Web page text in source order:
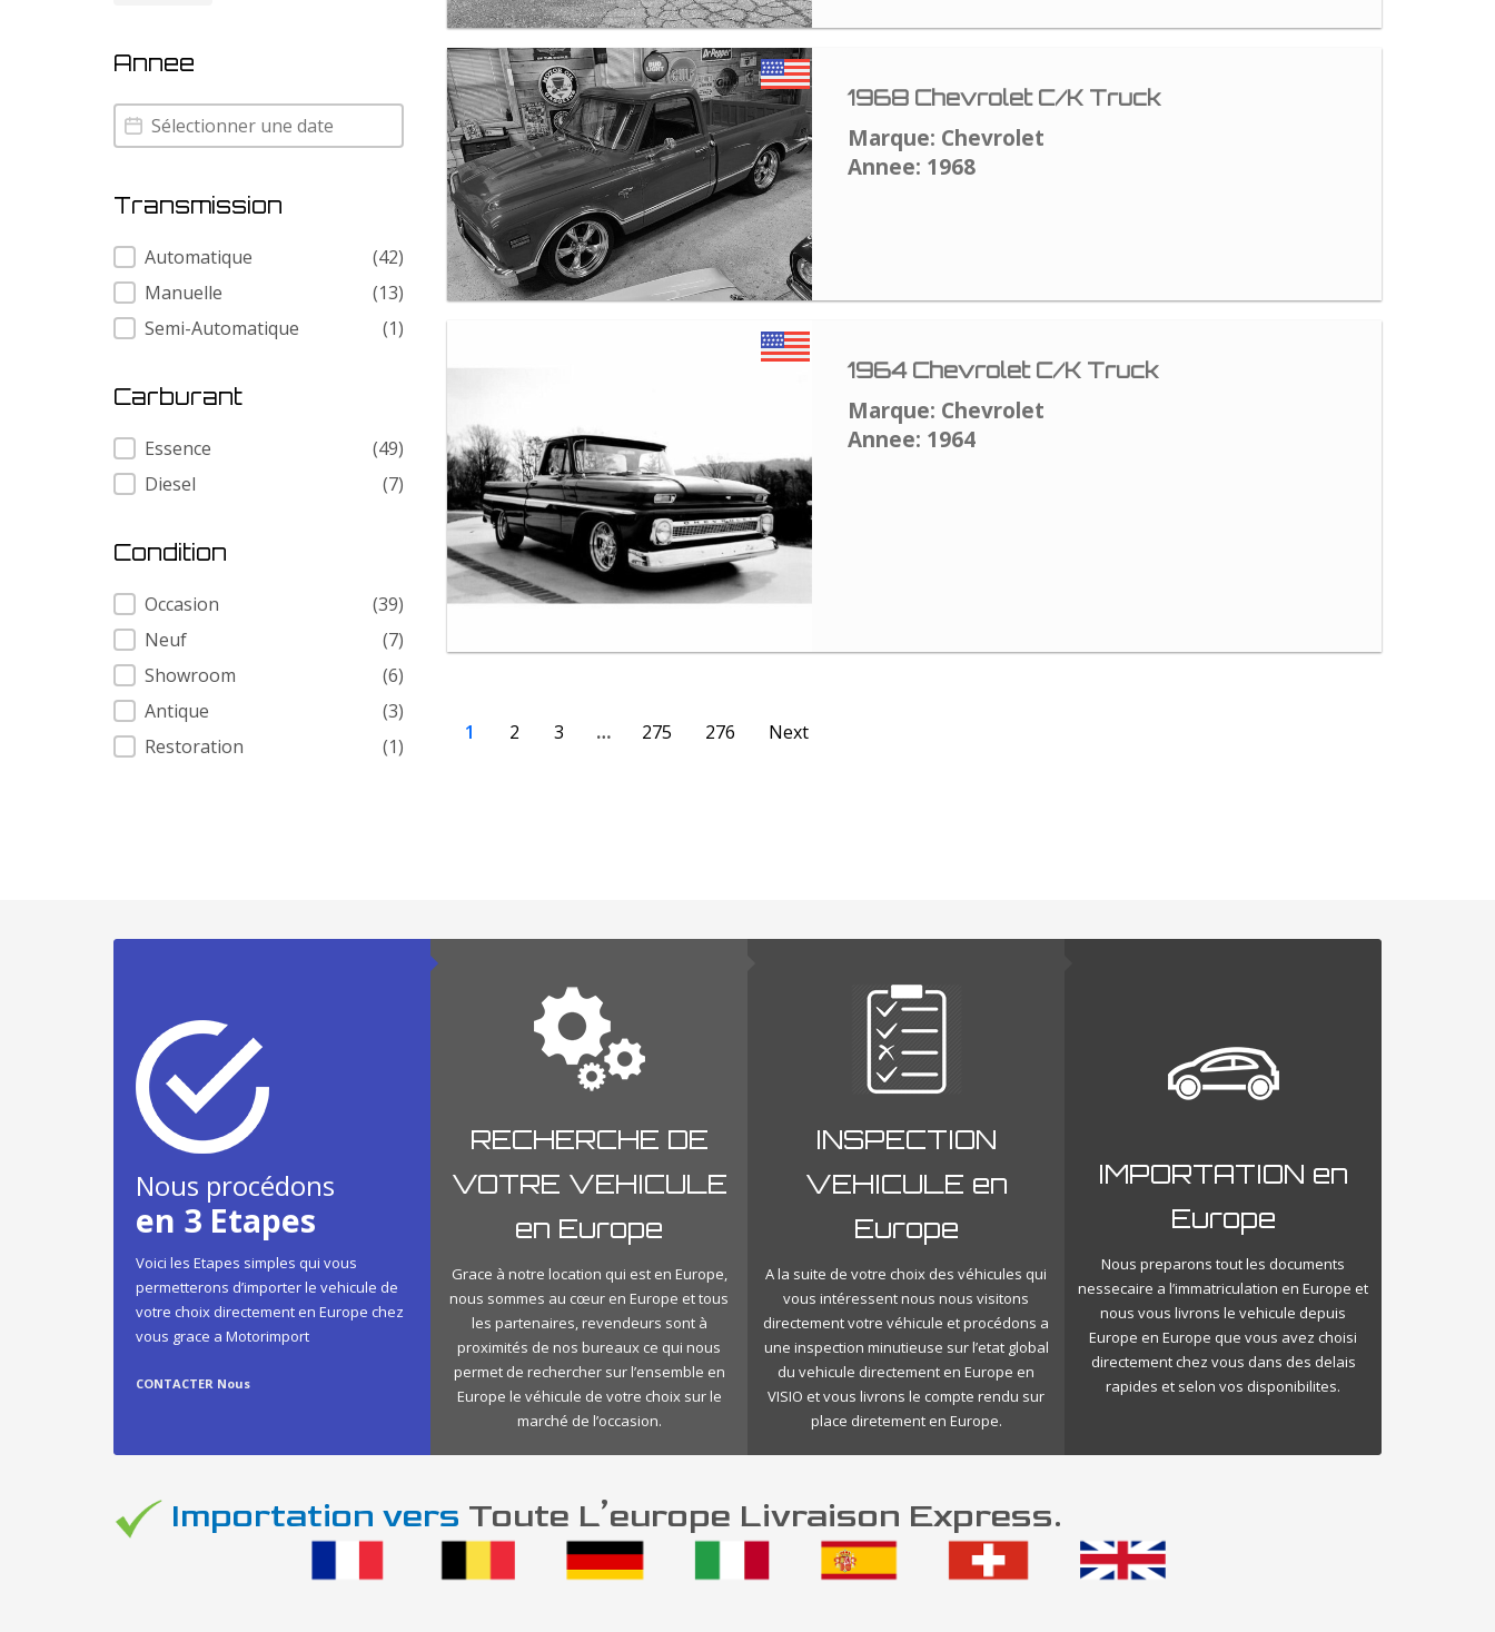
Annee
Annee
Annee
Transmission
Transmission
Automatique
(42)
Manuelle
(13)
Semi-Automatique
(1)
Carburant
Carburant
Essence
(49)
Diesel
(7)
Condition
Condition
Occasion
(39)
Neuf
(7)
Showroom
(6)
Antique
(3)
Restoration
(1)
1968 Chevrolet C/K Truck
Marque: Chevrolet
Annee: 1968
1964 Chevrolet C/K Truck
Marque: Chevrolet
Annee: 1964
1 2 3 … 275 276 Next
Nous procédons
en 3 Etapes
Voici les Etapes simples qui vous
permetterons d’importer le vehicule de
votre choix directement en Europe chez
vous grace a Motorimport
CONTACTER Nous
RECHERCHE DE
VOTRE VEHICULE
en Europe
Grace à notre location qui est en Europe,
nous sommes au cœur en Europe et tous
les partenaires, revendeurs sont à
proximités de nos bureaux ce qui nous
permet de rechercher sur l’ensemble en
Europe le véhicule de votre choix sur le
marché de l’occasion.
INSPECTION
VEHICULE en
Europe
A la suite de votre choix des véhicules qui
vous intéressent nous nous visitons
directement votre véhicule et procédons a
une inspection minutieuse sur l’etat global
du vehicule directement en Europe en
VISIO et vous livrons le compte rendu sur
place diretement en Europe.
IMPORTATION en
Europe
Nous preparons tout les documents
nessecaire a l’immatriculation en Europe et
nous vous livrons le vehicule depuis
Europe en Europe que vous avez choisi
directement chez vous dans des delais
rapides et selon vos disponibilites.
Importation vers Toute L’europe Livraison Express.